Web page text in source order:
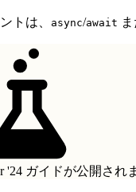
トは、 async/await
'24 ガイドが公開され